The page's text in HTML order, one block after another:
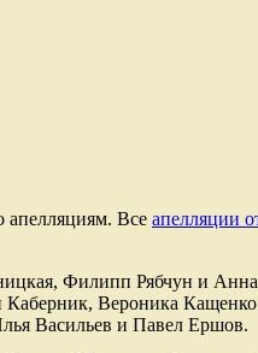
Все апелляции
Филипп Рябчун и
Каберник, Вероника
Васильев и Павел Ершов.